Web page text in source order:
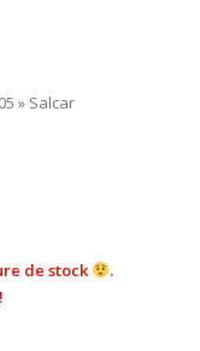
» Salcar
de stock
.